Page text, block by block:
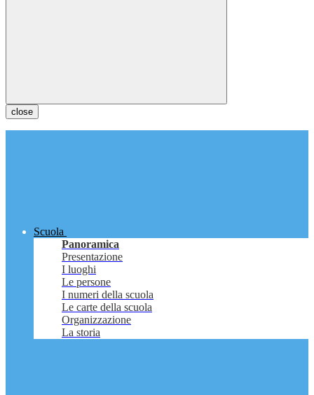
close
Scuola
Panoramica
Presentazione
I luoghi
Le persone
I numeri della scuola
Le carte della scuola
Organizzazione
La storia